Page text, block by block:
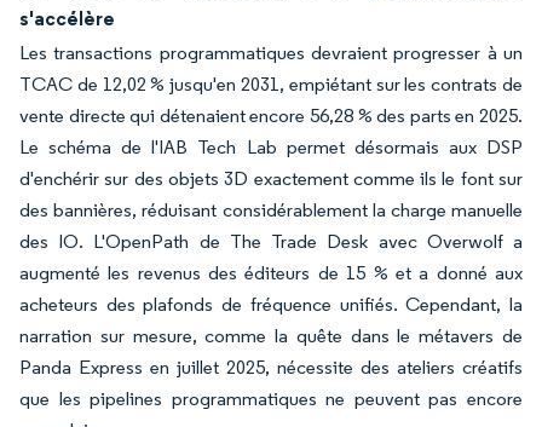
s'accélère
Les transactions programmatiques devraient progresser à un
TCAC de 12,02 % jusqu'en 2031, empiétant sur les contrats de
vente directe qui détenaient encore 56,28 % des parts en 2025.
Le schéma de l'IAB Tech Lab permet désormais aux DSP
d'enchérir sur des objets 3D exactement comme ils le font sur
des bannières, réduisant considérablement la charge manuelle
des IO. L'OpenPath de The Trade Desk avec Overwolf a
augmenté les revenus des éditeurs de 15 % et a donné aux
acheteurs des plafonds de fréquence unifiés. Cependant, la
narration sur mesure, comme la quête dans le métavers de
Panda Express en juillet 2025, nécessite des ateliers créatifs
que les pipelines programmatiques ne peuvent pas encore